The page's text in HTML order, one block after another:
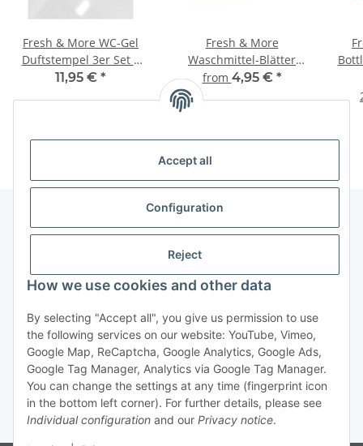
Accept all
Configuration
Reject
How we use cookies and other data
By selecting "Accept all", you give us permission to use
the following services on our website: YouTube, Vimeo,
Google Map, ReCaptcha, Google Analytics, Google Ads,
Google Tag Manager, Analytics via Google Tag Manager.
You can change the settings at any time (fingerprint icon
in the bottom left corner). For further details, please see
Individual configuration and our Privacy notice.
Fresh & More WC-Gel
Duftstempel 3er Set +
3x2 Nachfüller | Citrus,
11,95 € *
Fresh & More
Waschmittel-Blätter
Vollwaschmittel In
from 4,95 € *
Withdraw contract
* All prices incl. VAT, plusshipping fees